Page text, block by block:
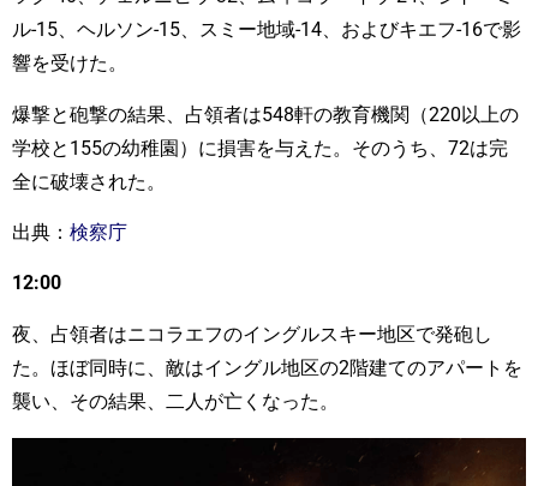
ル-15、ヘルソン-15、スミー地域-14、およびキエフ-16で影
響を受けた。
爆撃と砲撃の結果、占領者は548軒の教育機関（220以上の
学校と155の幼稚園）に損害を与えた。そのうち、72は完
全に破壊された。
出典： 検察庁
12:00
夜、占領者はニコラエフのイングルスキー地区で発砲し
た。ほぼ同時に、敵はイングル地区の2階建てのアパートを
襲い、その結果、二人が亡くなった。